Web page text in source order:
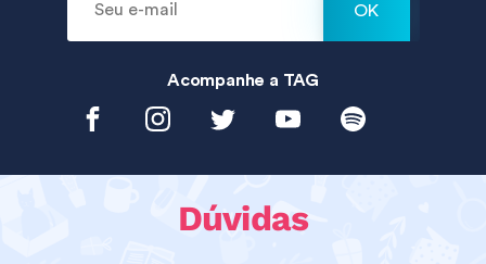
OK
Acompanhe a TAG
Dúvidas